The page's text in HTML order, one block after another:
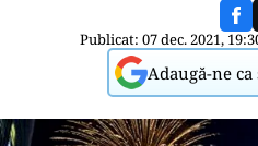
Publicat: 07 dec. 2021,
Adaugă-ne